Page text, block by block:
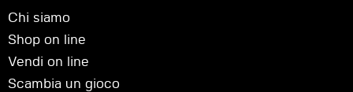
Chi siamo
Shop on line
Vendi on line
Scambia un gioco